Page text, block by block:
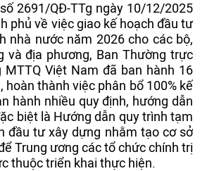
2691/QĐ-TTg ngày 10/12/2025
phủ về việc giao kế hoạch đầu tư
nhà nước năm 2026 cho các bộ,
và địa phương, Ban Thường trực
MTTQ Việt Nam đã ban hành 16
hoàn thành việc phân bổ 100% kế
hành nhiều quy định, hướng dẫn
biệt là Hướng dẫn quy trình tạm
đầu tư xây dựng nhằm tạo cơ sở
Trung ương các tổ chức chính trị
thuộc triển khai thực hiện.